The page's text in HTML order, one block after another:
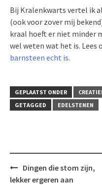
Bij Kralenkwarts vertel ik
(ook voor zover mij
kraal hoeft er niet minder
wel weten wat het is. Lees
barnsteen echt is.
GEPLAATST ONDER
GETAGGED
EDELSTENEN
Bericht
navigatie
Dingen die stom zijn,
lekker ergeren aan